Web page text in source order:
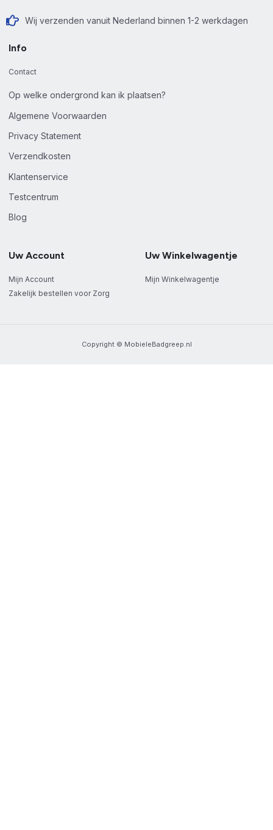
Wij verzenden vanuit Nederland binnen 1-2 werkdagen
Info
Contact
Op welke ondergrond kan ik plaatsen?
Algemene Voorwaarden
Privacy Statement
Verzendkosten
Klantenservice
Testcentrum
Blog
Uw Account
Mijn Account
Zakelijk bestellen voor Zorg
Uw Winkelwagentje
Mijn Winkelwagentje
Copyright © MobieleBadgreep.nl